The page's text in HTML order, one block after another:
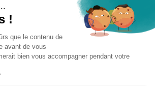
Centre Val de Loire
Occitanie
Provence Alpes Côte d'Azur
Corse